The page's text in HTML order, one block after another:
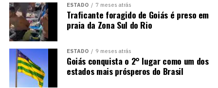
ESTADO 7 meses atrás
Traficante foragido de Goiás é preso em
praia da Zona Sul do Rio
ESTADO 9 meses atrás
Goiás conquista o 2° lugar como um dos
estados mais prósperos do Brasil